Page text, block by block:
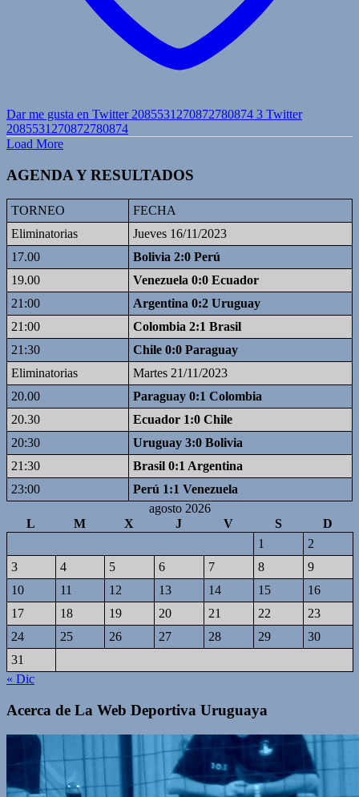
Dar me gusta en Twitter 2085531270872780874 3 Twitter
2085531270872780874
Load More
AGENDA Y RESULTADOS
TORNEO
FECHA
Eliminatorias
Jueves 16/11/2023
17.00
Bolivia 2:0 Perú
19.00
Venezuela 0:0 Ecuador
21:00
Argentina 0:2 Uruguay
21:00
Colombia 2:1 Brasil
21:30
Chile 0:0 Paraguay
Eliminatorias
Martes 21/11/2023
20.00
Paraguay 0:1 Colombia
20.30
Ecuador 1:0 Chile
20:30
Uruguay 3:0 Bolivia
21:30
Brasil 0:1 Argentina
23:00
Perú 1:1 Venezuela
agosto 2026
L
M X J V S
D
1
2
3
4 5 6 7 8
9
10
11 12 13 14 15
16
17
18 19 20 21 22
23
24
25 26 27 28 29
30
31
« Dic
Acerca de La Web Deportiva Uruguaya